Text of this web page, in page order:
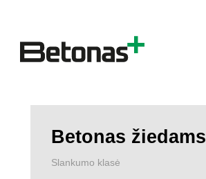
Betonas žiedams
Slankumo klasė